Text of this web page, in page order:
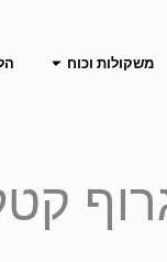
משקולות וכוח פתח